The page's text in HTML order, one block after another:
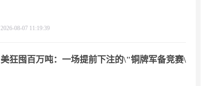
2026-08-07 11:19:39
美狂囤百万吨：一场提前下注的\"铜牌军备竞赛\"